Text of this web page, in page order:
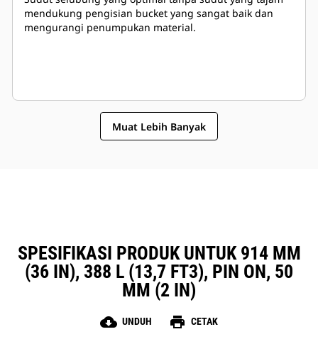
mendukung pengisian bucket yang sangat baik dan
mengurangi penumpukan material.
Muat Lebih Banyak
SPESIFIKASI PRODUK UNTUK 914 MM
(36 IN), 388 L (13,7 FT3), PIN ON, 50
MM (2 IN)
cloud_download UNDUH print CETAK